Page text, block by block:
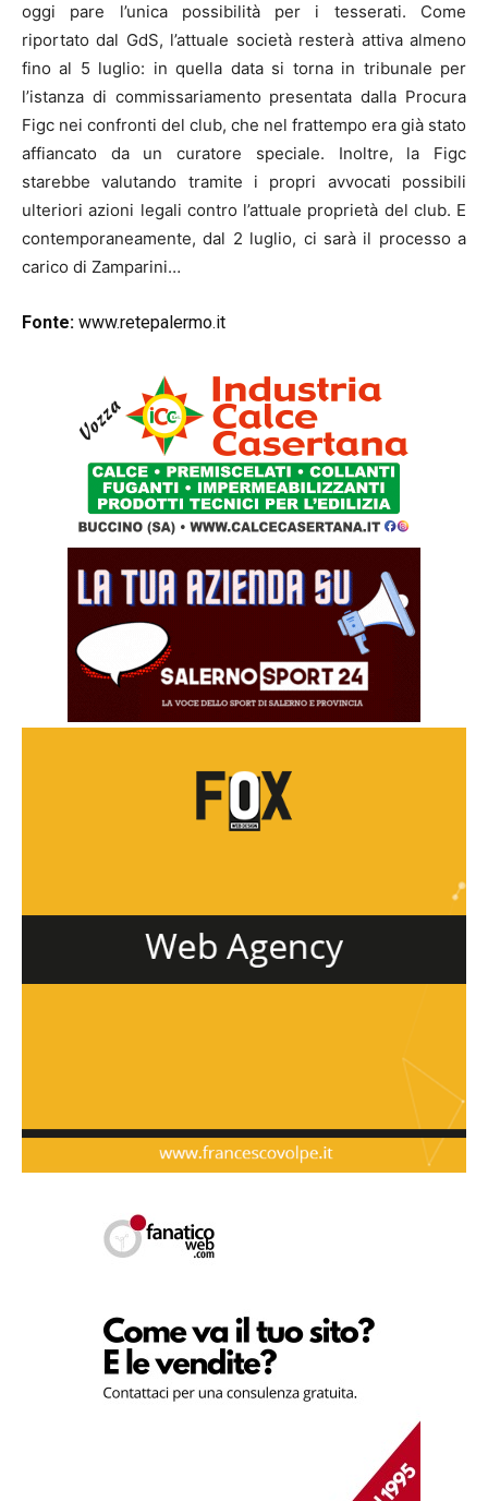
oggi pare l’unica possibilità per i tesserati. Come
riportato dal GdS, l’attuale società resterà attiva almeno
fino al 5 luglio: in quella data si torna in tribunale per
l’istanza di commissariamento presentata dalla Procura
Figc nei confronti del club, che nel frattempo era già stato
affiancato da un curatore speciale. Inoltre, la Figc
starebbe valutando tramite i propri avvocati possibili
ulteriori azioni legali contro l’attuale proprietà del club. E
contemporaneamente, dal 2 luglio, ci sarà il processo a
carico di Zamparini…
Fonte: www.retepalermo.it